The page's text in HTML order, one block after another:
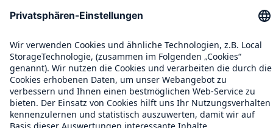
Kontakt
Datenschutz